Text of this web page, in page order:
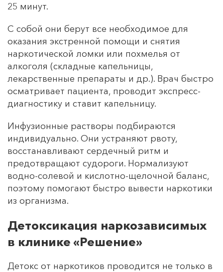
25 минут.
С собой они берут все необходимое для
оказания экстренной помощи и снятия
наркотической ломки или похмелья от
алкоголя (складные капельницы,
лекарственные препараты и др.). Врач быстро
осматривает пациента, проводит экспресс-
диагностику и ставит капельницу.
Инфузионные растворы подбираются
индивидуально. Они устраняют рвоту,
восстанавливают сердечный ритм и
предотвращают судороги. Нормализуют
водно-солевой и кислотно-щелочной баланс,
поэтому помогают быстро вывести наркотики
из организма.
Детоксикация наркозависимых
в клинике «Решение»
Детокс от наркотиков проводится не только в